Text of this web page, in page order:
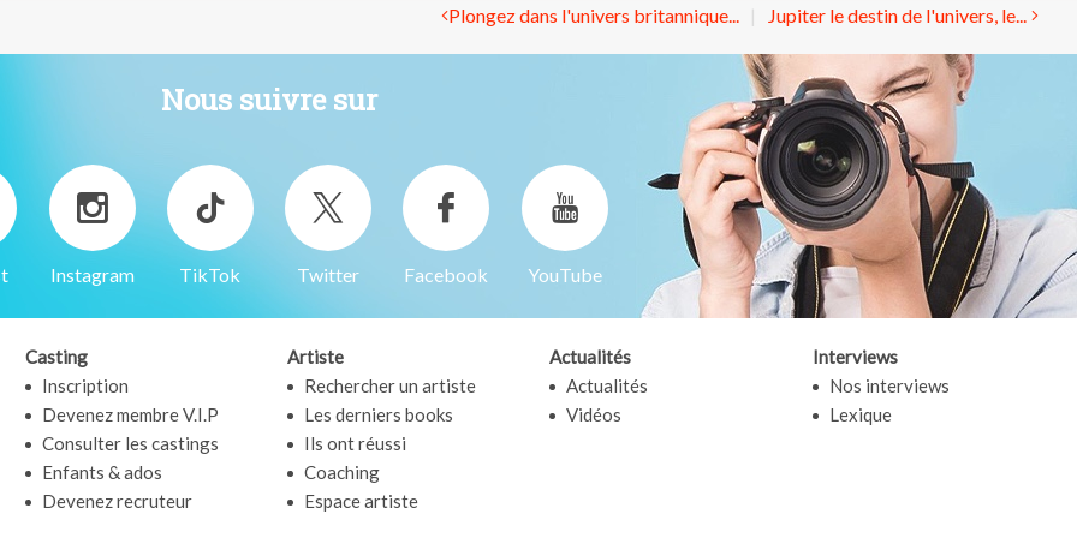
Plongez dans l'univers britannique... Jupiter le destin de l'univers, le...
Nous suivre sur
Instagram TikTok Twitter Facebook YouTube
Casting
Inscription
Devenez membre V.I.P
Consulter les castings
Enfants & ados
Devenez recruteur
Artiste
Rechercher un artiste
Les derniers books
Ils ont réussi
Coaching
Espace artiste
Actualités
Actualités
Vidéos
Interviews
Nos interviews
Lexique